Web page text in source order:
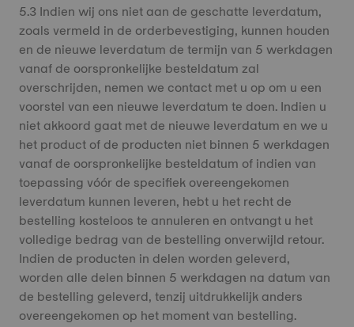
5.3 Indien wij ons niet aan de geschatte leverdatum,
zoals vermeld in de orderbevestiging, kunnen houden
en de nieuwe leverdatum de termijn van 5 werkdagen
vanaf de oorspronkelijke besteldatum zal
overschrijden, nemen we contact met u op om u een
voorstel van een nieuwe leverdatum te doen. Indien u
niet akkoord gaat met de nieuwe leverdatum en we u
het product of de producten niet binnen 5 werkdagen
vanaf de oorspronkelijke besteldatum of indien van
toepassing vóór de specifiek overeengekomen
leverdatum kunnen leveren, hebt u het recht de
bestelling kosteloos te annuleren en ontvangt u het
volledige bedrag van de bestelling onverwijld retour.
Indien de producten in delen worden geleverd,
worden alle delen binnen 5 werkdagen na datum van
de bestelling geleverd, tenzij uitdrukkelijk anders
overeengekomen op het moment van bestelling.